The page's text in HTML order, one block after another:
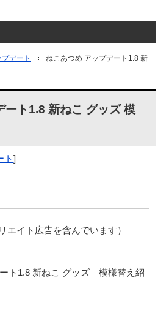
プデート
ねこあつめ アップデート1.8 新
ート1.8 新ねこ グッズ 模
ト]
エイト広告を含んでいます）
ト1.8 新ねこ グッズ 模様替え紹